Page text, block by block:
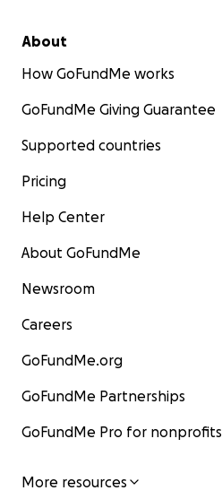
About
How GoFundMe works
GoFundMe Giving Guarantee
Supported countries
Pricing
Help Center
About GoFundMe
Newsroom
Careers
GoFundMe.org
GoFundMe Partnerships
GoFundMe Pro for nonprofits
More resources